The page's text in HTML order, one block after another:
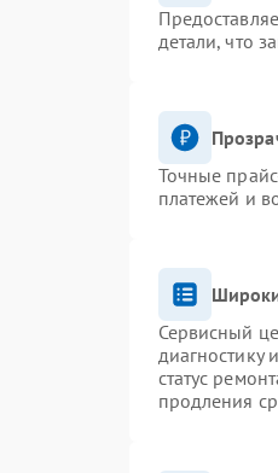
детали, что
Точные
платежей и
Сервисный
диагностику
статус
продления